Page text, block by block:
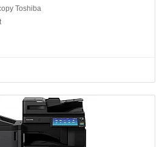
Toshiba
3018A mới 100% ( Miễn Phí Vận Chuyển
chuẩn : Copy - In - Scan màu - Kết nối
ứng màu 10.1 Inch- Tốc độ copy : 30